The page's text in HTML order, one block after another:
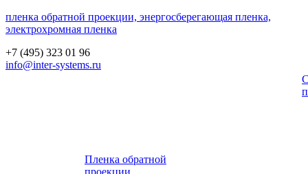
пленка обратной проекции, энергосберегающая пленка,
электрохромная пленка
+7 (495) 323 01 96
info@inter-systems.ru
Пленка обратной
проекции